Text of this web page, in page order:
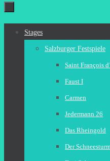
Zum
Stages
Salzburger Festspiele
Saint François
Faust I
Carmen
Jedermann 26
Das Rheingold
Der